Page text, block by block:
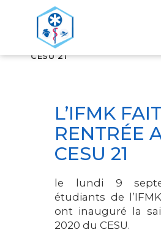
ACCUEIL
CESU 21
L’IFMK
RENTRÉE
CESU 21
le lundi 9
étudiants de
ont inauguré la
2020 du CESU.